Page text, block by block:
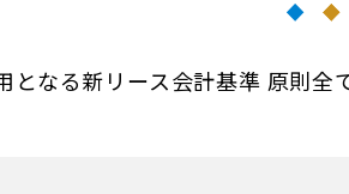
となる新リース会計基準 原則全